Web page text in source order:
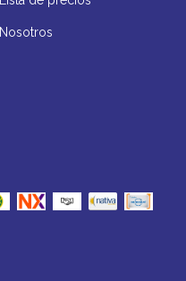
Nosotros